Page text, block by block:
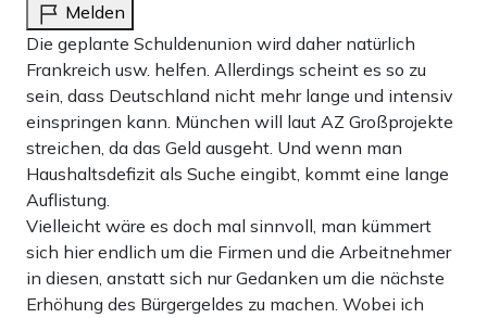
Melden
Die geplante Schuldenunion wird daher natürlich
Frankreich usw. helfen. Allerdings scheint es so zu
sein, dass Deutschland nicht mehr lange und intensiv
einspringen kann. München will laut AZ Großprojekte
streichen, da das Geld ausgeht. Und wenn man
Haushaltsdefizit als Suche eingibt, kommt eine lange
Auflistung.
Vielleicht wäre es doch mal sinnvoll, man kümmert
sich hier endlich um die Firmen und die Arbeitnehmer
in diesen, anstatt sich nur Gedanken um die nächste
Erhöhung des Bürgergeldes zu machen. Wobei ich